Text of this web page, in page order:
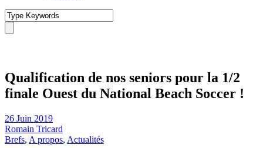
Qualification de nos seniors pour la 1/2
finale Ouest du National Beach Soccer !
26 Juin 2019
Romain Tricard
Brefs, A propos, Actualités